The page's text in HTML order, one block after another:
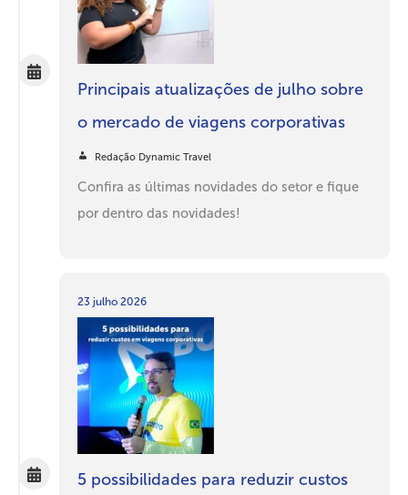
Principais atualizações de julho sobre
o mercado de viagens corporativas
Redação Dynamic Travel
Confira as últimas novidades do setor e fique
por dentro das novidades!
23 julho 2026
5 possibilidades para reduzir custos